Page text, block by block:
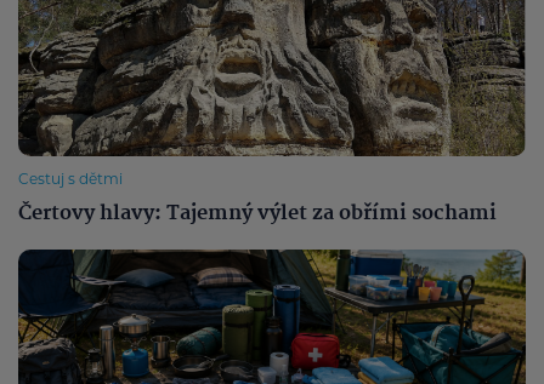
Cestuj s dětmi
Čertovy hlavy: Tajemný výlet za obřími sochami